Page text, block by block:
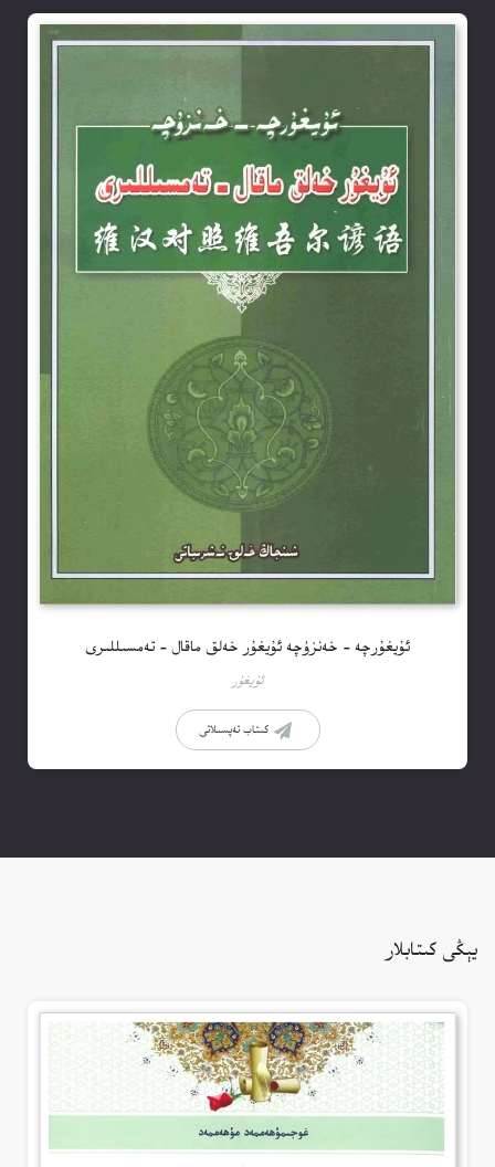
ئۇيغۇرچە – خەنزۇچە ئۇيغۇر خەلق ماقال – تەمسىللىرى
ئۇيغۇر
كىتاب تەپسىلاتى
يېڭى كىتابلار